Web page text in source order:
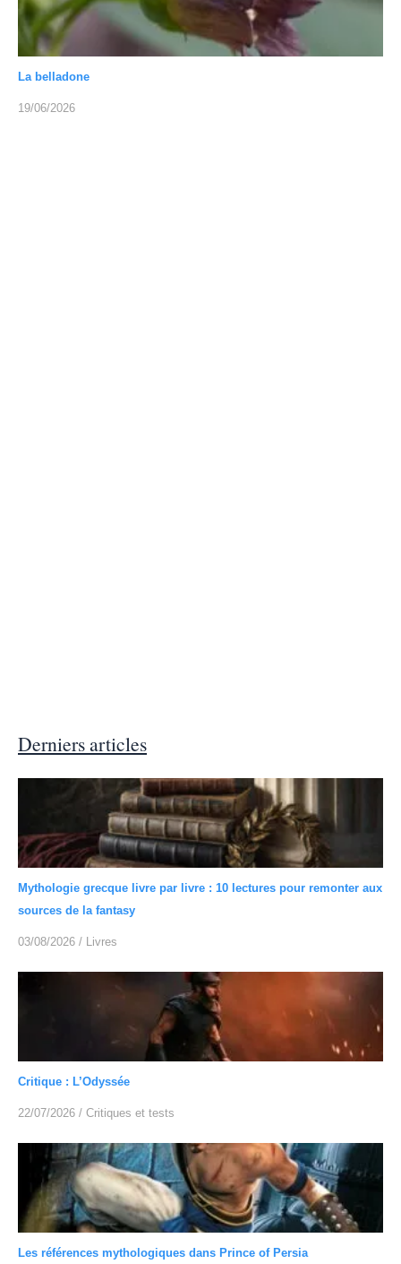
La belladone
19/06/2026
Derniers articles
Mythologie grecque livre par livre : 10 lectures pour remonter aux
sources de la fantasy
03/08/2026 / Livres
Critique : L’Odyssée
22/07/2026 / Critiques et tests
Les références mythologiques dans Prince of Persia